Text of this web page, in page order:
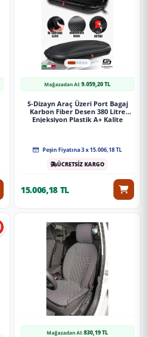
Mağazadan Al:9.059,20 TL
S-Dizayn Araç Üzeri Port Bagaj
Karbon Fiber Desen 380 Litre
Enjeksiyon Plastik A+ Kalite
Peşin Fiyatına 3 x 15.006,18 TL
ÜCRETSİZ KARGO
15.006,18 TL
Mağazadan Al:830,19 TL